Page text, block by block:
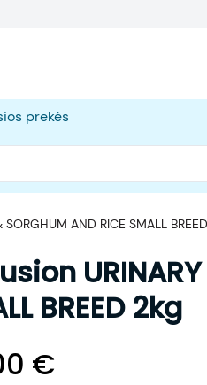
prekės
SORGHUM AND RICE SMALL
BREED 2kg
€